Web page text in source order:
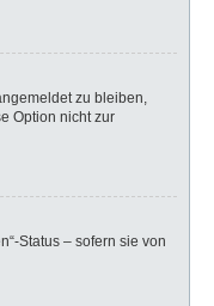
zu bleiben,
Option nicht zur
Status – sofern sie von